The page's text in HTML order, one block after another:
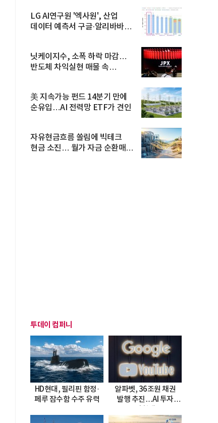
LG AI연구원 '엑사원', 산업
데이터 예측서 구글·알리바바
닛케이지수, 소폭 하락 마감…
반도체 차익실현 매물 속
美 지속가능 펀드 14분기 만에
순유입…AI 전력망 ETF가 견인
자유현금흐름 쏠림에 빅테크
현금 소진… 월가 자금 순환매
투데이 컴퍼니
HD현대, 필리핀 함정·
페루 잠수함 수주 유력
알파벳, 36조원 채권
발행 추진…AI 투자